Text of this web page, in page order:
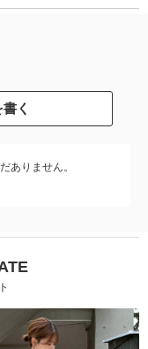
く
ありません。